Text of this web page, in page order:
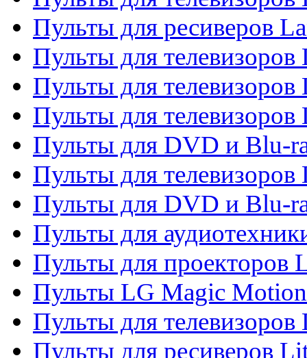
Пульты для ресиверов
Пульты для телевизоров
Пульты для телевизоров
Пульты для телевизоров
Пульты для DVD и Blu-
Пульты для телевизоров
Пульты для DVD и Blu-
Пульты для
Пульты для проекторов
Пульты LG Magic Motion
Пульты для
Пульты для ресиверов